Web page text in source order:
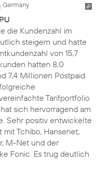
Germany
die Kundenzahl im
steigern und hatte
von 15,7
hatten 8,0
7,4 Millionen Postpaid
Tarifportfolio
sich hervorragend am
Sehr positiv entwickelte
Tchibo, Hansenet,
M-Net und der
Fonic. Es trug deutlich